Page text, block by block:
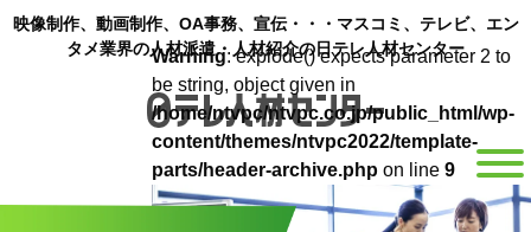
映像制作、動画制作、OA事務、宣伝・・・マスコミ、テレビ、エン
タメ業界の人材派遣・人材紹介の日テレ人材センター
Warning: explode() expects parameter 2 to
be string, object given in
/home/ntvpc/ntvpc.co.jp/public_html/wp-
content/themes/ntvpc2022/template-
parts/header-archive.php on line 9